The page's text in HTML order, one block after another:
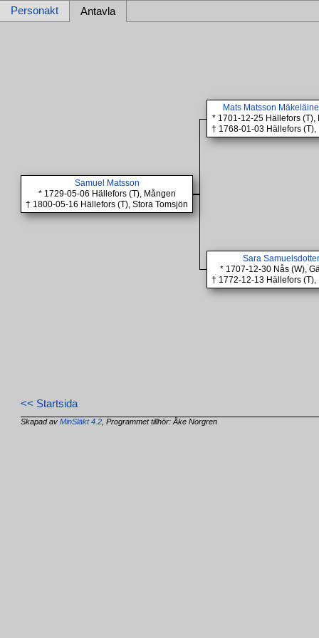
Personakt Antavla
Samuel Matsson
* 1729-05-06 Hällefors (T), Mången
† 1800-05-16 Hällefors (T), Stora Tomsjön
Mats Matsson
* 1701-12-25 Hällefors (T),
† 1768-01-03 Hällefors (T),
Sara Samuelsdotter
* 1707-12-30 Nås (W),
† 1772-12-13 Hällefors (T),
<< Startsida
Skapad avMinSläkt 4.2 , Programmet tillhör: Åke Norgren